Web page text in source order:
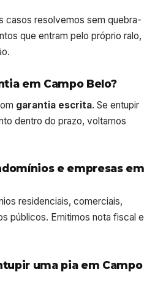
casos resolvemos sem quebra-
que entram pelo próprio ralo,
em Campo Belo?
garantia escrita. Se entupir
dentro do prazo, voltamos
e empresas em
residenciais, comerciais,
públicos. Emitimos nota fiscal e
uma pia em Campo